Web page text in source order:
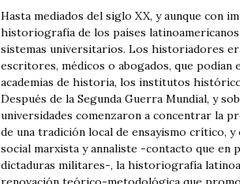
Hasta mediados del siglo XX, y aunque con
historiografía de los países
sistemas universitarios. Los historiadores
escritores, médicos o abogados, que
academias de historia, los institutos
Después de la Segunda Guerra Mundial, y
universidades comenzaron a concentrar la
de una tradición local de ensayismo crítico,
social marxista y annaliste -contacto que
dictaduras militares-, la historiografía